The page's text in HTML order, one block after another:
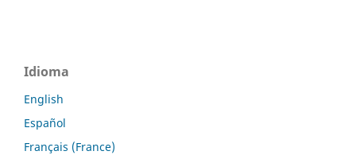
Idioma
English
Español
Français (France)